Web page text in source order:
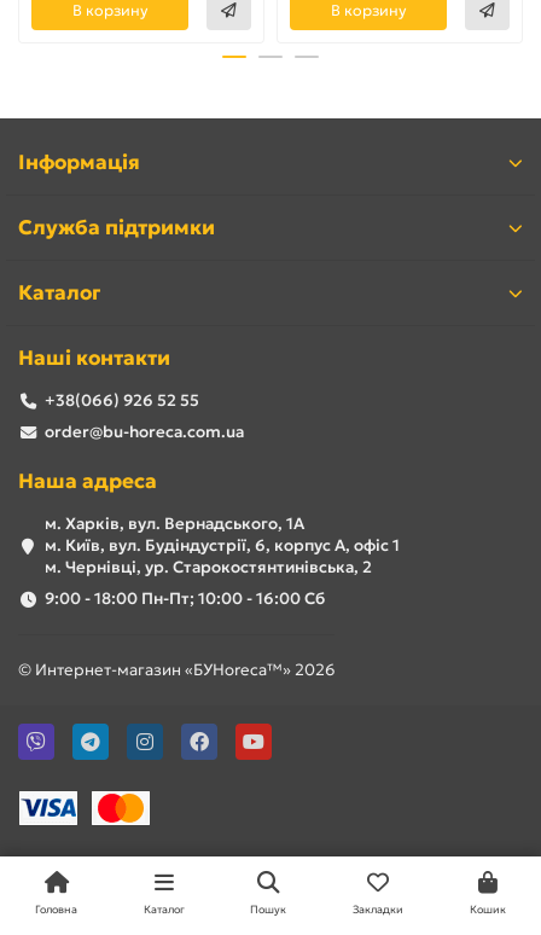
В корзину В корзину
Інформація
Служба підтримки
Каталог
Наші контакти
+38(066) 926 52 55
order@bu-horeca.com.ua
Наша адреса
м. Харків, вул. Вернадського, 1А
м. Київ, вул. Будіндустрії, 6, корпус А, офіс 1
м. Чернівці, ур. Старокостянтинівська, 2
9:00 - 18:00 Пн-Пт; 10:00 - 16:00 Сб
© Интернет-магазин «БУHoreca™» 2026
Головна Каталог Пошук Закладки Кошик